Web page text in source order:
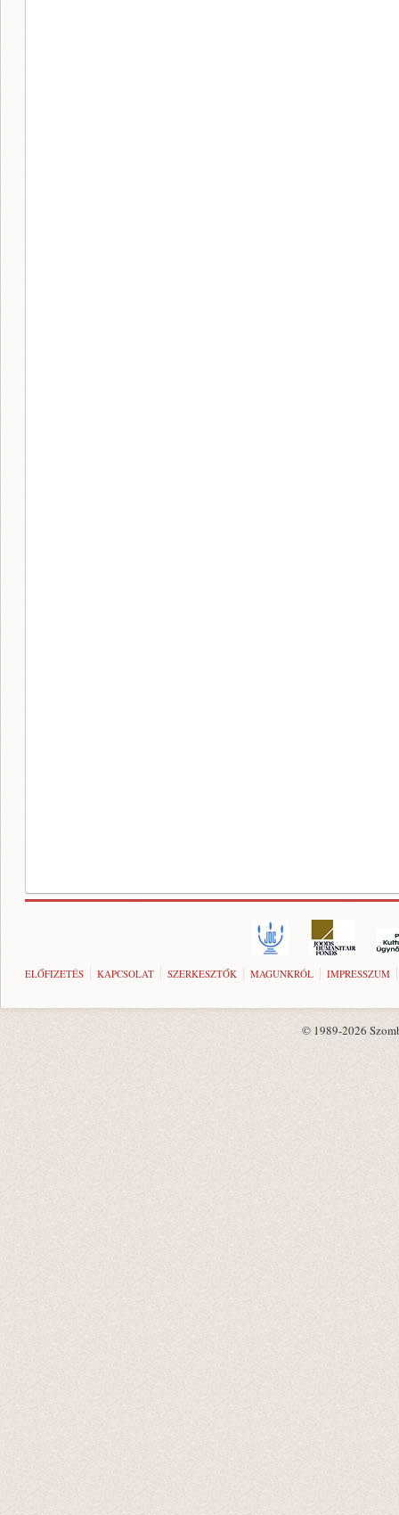
ELŐFIZETÉS KAPCSOLAT SZERKESZTŐK MAGUNKRÓL IMPRESSZUM
© 1989-2026